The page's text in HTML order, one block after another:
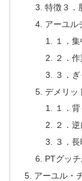
特徴３．
アーユル
１．
２．
３．
デメリッ
１．
２．
３．
PTグッ
アーユル・